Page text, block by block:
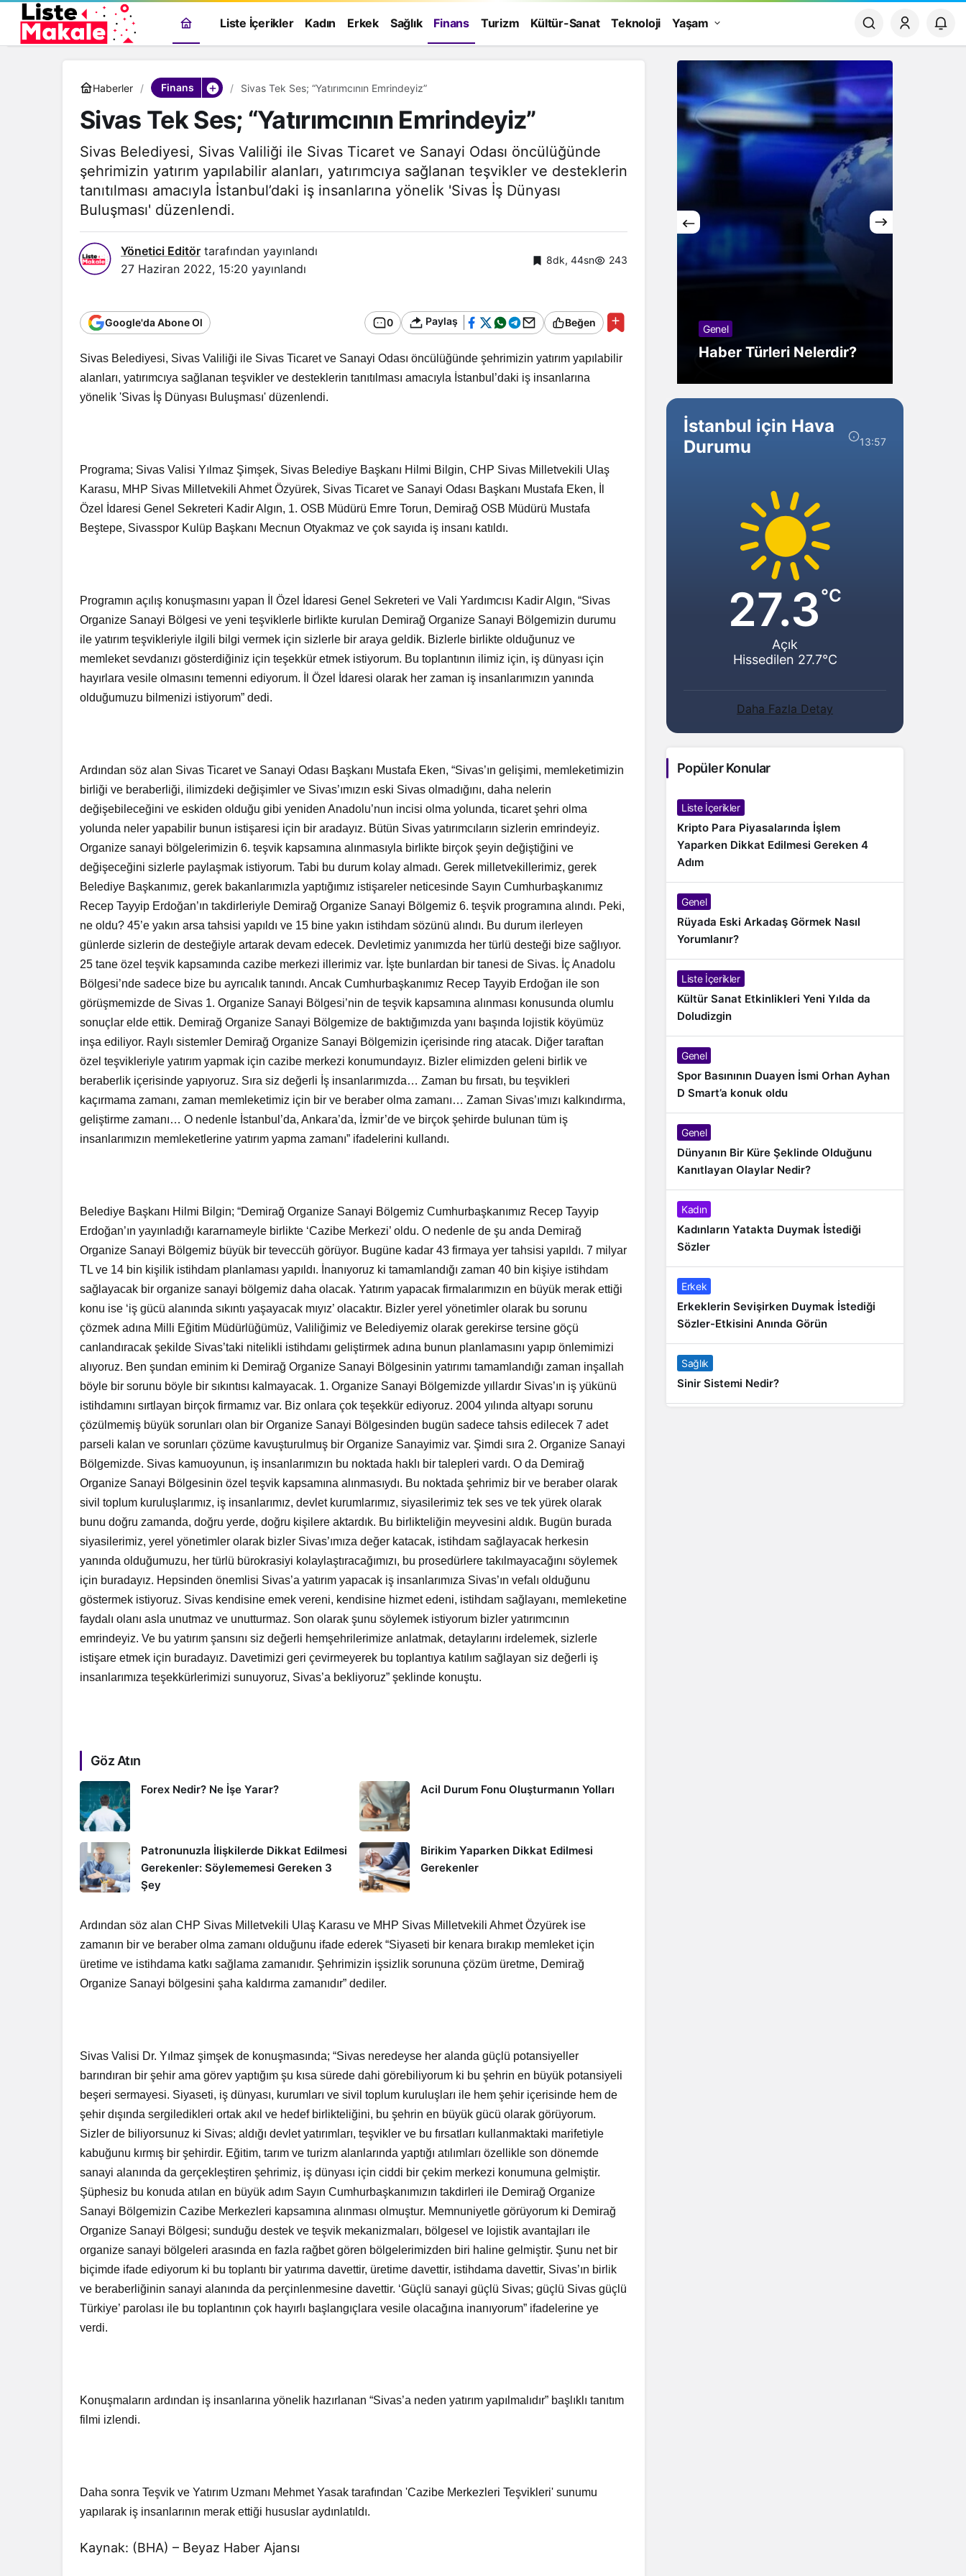
Liste İçerikler Kadın Erkek Sağlık Finans Turizm Kültür-Sanat Teknoloji Yaşam
Haberler Finans Sivas Tek Ses; “Yatırımcının Emrindeyiz”
Sivas Tek Ses; “Yatırımcının Emrindeyiz”
Sivas Belediyesi, Sivas Valiliği ile Sivas Ticaret ve Sanayi Odası öncülüğünde
şehrimizin yatırım yapılabilir alanları, yatırımcıya sağlanan teşvikler ve desteklerin
tanıtılması amacıyla İstanbul’daki iş insanlarına yönelik 'Sivas İş Dünyası
Buluşması' düzenlendi.
Yönetici Editör tarafından yayınlandı
27 Haziran 2022, 15:20 yayınlandı
8dk, 44sn 243
Google'da Abone Ol 0 Paylaş Beğen
Sivas Belediyesi, Sivas Valiliği ile Sivas Ticaret ve Sanayi Odası öncülüğünde şehrimizin yatırım yapılabilir
alanları, yatırımcıya sağlanan teşvikler ve desteklerin tanıtılması amacıyla İstanbul’daki iş insanlarına
yönelik 'Sivas İş Dünyası Buluşması' düzenlendi.
Programa; Sivas Valisi Yılmaz Şimşek, Sivas Belediye Başkanı Hilmi Bilgin, CHP Sivas Milletvekili Ulaş
Karasu, MHP Sivas Milletvekili Ahmet Özyürek, Sivas Ticaret ve Sanayi Odası Başkanı Mustafa Eken, İl
Özel İdaresi Genel Sekreteri Kadir Algın, 1. OSB Müdürü Emre Torun, Demirağ OSB Müdürü Mustafa
Beştepe, Sivasspor Kulüp Başkanı Mecnun Otyakmaz ve çok sayıda iş insanı katıldı.
Programın açılış konuşmasını yapan İl Özel İdaresi Genel Sekreteri ve Vali Yardımcısı Kadir Algın, “Sivas
Organize Sanayi Bölgesi ve yeni teşviklerle birlikte kurulan Demirağ Organize Sanayi Bölgemizin durumu
ile yatırım teşvikleriyle ilgili bilgi vermek için sizlerle bir araya geldik. Bizlerle birlikte olduğunuz ve
memleket sevdanızı gösterdiğiniz için teşekkür etmek istiyorum. Bu toplantının ilimiz için, iş dünyası için
hayırlara vesile olmasını temenni ediyorum. İl Özel İdaresi olarak her zaman iş insanlarımızın yanında
olduğumuzu bilmenizi istiyorum” dedi.
Ardından söz alan Sivas Ticaret ve Sanayi Odası Başkanı Mustafa Eken, “Sivas’ın gelişimi, memleketimizin
birliği ve beraberliği, ilimizdeki değişimler ve Sivas’ımızın eski Sivas olmadığını, daha nelerin
değişebileceğini ve eskiden olduğu gibi yeniden Anadolu’nun incisi olma yolunda, ticaret şehri olma
yolunda neler yapabilir bunun istişaresi için bir aradayız. Bütün Sivas yatırımcıların sizlerin emrindeyiz.
Organize sanayi bölgelerimizin 6. teşvik kapsamına alınmasıyla birlikte birçok şeyin değiştiğini ve
değişeceğini sizlerle paylaşmak istiyorum. Tabi bu durum kolay almadı. Gerek milletvekillerimiz, gerek
Belediye Başkanımız, gerek bakanlarımızla yaptığımız istişareler neticesinde Sayın Cumhurbaşkanımız
Recep Tayyip Erdoğan’ın takdirleriyle Demirağ Organize Sanayi Bölgemiz 6. teşvik programına alındı. Peki,
ne oldu? 45’e yakın arsa tahsisi yapıldı ve 15 bine yakın istihdam sözünü alındı. Bu durum ilerleyen
günlerde sizlerin de desteğiyle artarak devam edecek. Devletimiz yanımızda her türlü desteği bize sağlıyor.
25 tane özel teşvik kapsamında cazibe merkezi illerimiz var. İşte bunlardan bir tanesi de Sivas. İç Anadolu
Bölgesi’nde sadece bize bu ayrıcalık tanındı. Ancak Cumhurbaşkanımız Recep Tayyib Erdoğan ile son
görüşmemizde de Sivas 1. Organize Sanayi Bölgesi’nin de teşvik kapsamına alınması konusunda olumlu
sonuçlar elde ettik. Demirağ Organize Sanayi Bölgemize de baktığımızda yanı başında lojistik köyümüz
inşa ediliyor. Raylı sistemler Demirağ Organize Sanayi Bölgemizin içerisinde ring atacak. Diğer taraftan
özel teşvikleriyle yatırım yapmak için cazibe merkezi konumundayız. Bizler elimizden geleni birlik ve
beraberlik içerisinde yapıyoruz. Sıra siz değerli İş insanlarımızda… Zaman bu fırsatı, bu teşvikleri
kaçırmama zamanı, zaman memleketimiz için bir ve beraber olma zamanı… Zaman Sivas’ımızı kalkındırma,
geliştirme zamanı… O nedenle İstanbul’da, Ankara’da, İzmir’de ve birçok şehirde bulunan tüm iş
insanlarımızın memleketlerine yatırım yapma zamanı” ifadelerini kullandı.
Belediye Başkanı Hilmi Bilgin; “Demirağ Organize Sanayi Bölgemiz Cumhurbaşkanımız Recep Tayyip
Erdoğan’ın yayınladığı kararnameyle birlikte ‘Cazibe Merkezi’ oldu. O nedenle de şu anda Demirağ
Organize Sanayi Bölgemiz büyük bir teveccüh görüyor. Bugüne kadar 43 firmaya yer tahsisi yapıldı. 7 milyar
TL ve 14 bin kişilik istihdam planlaması yapıldı. İnanıyoruz ki tamamlandığı zaman 40 bin kişiye istihdam
sağlayacak bir organize sanayi bölgemiz daha olacak. Yatırım yapacak firmalarımızın en büyük merak ettiği
konu ise ‘iş gücü alanında sıkıntı yaşayacak mıyız’ olacaktır. Bizler yerel yönetimler olarak bu sorunu
çözmek adına Milli Eğitim Müdürlüğümüz, Valiliğimiz ve Belediyemiz olarak gerekirse tersine göçü
canlandıracak şekilde Sivas’taki nitelikli istihdamı geliştirmek adına bunun planlamasını yapıp önlemimizi
alıyoruz. Ben şundan eminim ki Demirağ Organize Sanayi Bölgesinin yatırımı tamamlandığı zaman inşallah
böyle bir sorunu böyle bir sıkıntısı kalmayacak. 1. Organize Sanayi Bölgemizde yıllardır Sivas’ın iş yükünü
istihdamını sırtlayan birçok firmamız var. Biz onlara çok teşekkür ediyoruz. 2004 yılında altyapı sorunu
çözülmemiş büyük sorunları olan bir Organize Sanayi Bölgesinden bugün sadece tahsis edilecek 7 adet
parseli kalan ve sorunları çözüme kavuşturulmuş bir Organize Sanayimiz var. Şimdi sıra 2. Organize Sanayi
Bölgemizde. Sivas kamuoyunun, iş insanlarımızın bu noktada haklı bir talepleri vardı. O da Demirağ
Organize Sanayi Bölgesinin özel teşvik kapsamına alınmasıydı. Bu noktada şehrimiz bir ve beraber olarak
sivil toplum kuruluşlarımız, iş insanlarımız, devlet kurumlarımız, siyasilerimiz tek ses ve tek yürek olarak
bunu doğru zamanda, doğru yerde, doğru kişilere aktardık. Bu birlikteliğin meyvesini aldık. Bugün burada
siyasilerimiz, yerel yönetimler olarak bizler Sivas’ımıza değer katacak, istihdam sağlayacak herkesin
yanında olduğumuzu, her türlü bürokrasiyi kolaylaştıracağımızı, bu prosedürlere takılmayacağını söylemek
için buradayız. Hepsinden önemlisi Sivas’a yatırım yapacak iş insanlarımıza Sivas’ın vefalı olduğunu
göstermek istiyoruz. Sivas kendisine emek vereni, kendisine hizmet edeni, istihdam sağlayanı, memleketine
faydalı olanı asla unutmaz ve unutturmaz. Son olarak şunu söylemek istiyorum bizler yatırımcının
emrindeyiz. Ve bu yatırım şansını siz değerli hemşehrilerimize anlatmak, detaylarını irdelemek, sizlerle
istişare etmek için buradayız. Davetimizi geri çevirmeyerek bu toplantıya katılım sağlayan siz değerli iş
insanlarımıza teşekkürlerimizi sunuyoruz, Sivas’a bekliyoruz” şeklinde konuştu.
Göz Atın
Forex Nedir? Ne İşe Yarar? Acil Durum Fonu Oluşturmanın Yolları
Patronunuzla İlişkilerde Dikkat Edilmesi
Gerekenler: Söylememesi Gereken 3
Şey
Birikim Yaparken Dikkat Edilmesi
Gerekenler
Ardından söz alan CHP Sivas Milletvekili Ulaş Karasu ve MHP Sivas Milletvekili Ahmet Özyürek ise
zamanın bir ve beraber olma zamanı olduğunu ifade ederek “Siyaseti bir kenara bırakıp memleket için
üretime ve istihdama katkı sağlama zamanıdır. Şehrimizin işsizlik sorununa çözüm üretme, Demirağ
Organize Sanayi bölgesini şaha kaldırma zamanıdır” dediler.
Sivas Valisi Dr. Yılmaz şimşek de konuşmasında; “Sivas neredeyse her alanda güçlü potansiyeller
barındıran bir şehir ama görev yaptığım şu kısa sürede dahi görebiliyorum ki bu şehrin en büyük potansiyeli
beşeri sermayesi. Siyaseti, iş dünyası, kurumları ve sivil toplum kuruluşları ile hem şehir içerisinde hem de
şehir dışında sergiledikleri ortak akıl ve hedef birlikteliğini, bu şehrin en büyük gücü olarak görüyorum.
Sizler de biliyorsunuz ki Sivas; aldığı devlet yatırımları, teşvikler ve bu fırsatları kullanmaktaki marifetiyle
kabuğunu kırmış bir şehirdir. Eğitim, tarım ve turizm alanlarında yaptığı atılımları özellikle son dönemde
sanayi alanında da gerçekleştiren şehrimiz, iş dünyası için ciddi bir çekim merkezi konumuna gelmiştir.
Şüphesiz bu konuda atılan en büyük adım Sayın Cumhurbaşkanımızın takdirleri ile Demirağ Organize
Sanayi Bölgemizin Cazibe Merkezleri kapsamına alınması olmuştur. Memnuniyetle görüyorum ki Demirağ
Organize Sanayi Bölgesi; sunduğu destek ve teşvik mekanizmaları, bölgesel ve lojistik avantajları ile
organize sanayi bölgeleri arasında en fazla rağbet gören bölgelerimizden biri haline gelmiştir. Şunu net bir
biçimde ifade ediyorum ki bu toplantı bir yatırıma davettir, üretime davettir, istihdama davettir, Sivas’ın birlik
ve beraberliğinin sanayi alanında da perçinlenmesine davettir. ‘Güçlü sanayi güçlü Sivas; güçlü Sivas güçlü
Türkiye’ parolası ile bu toplantının çok hayırlı başlangıçlara vesile olacağına inanıyorum” ifadelerine ye
verdi.
Konuşmaların ardından iş insanlarına yönelik hazırlanan “Sivas’a neden yatırım yapılmalıdır” başlıklı tanıtım
filmi izlendi.
Daha sonra Teşvik ve Yatırım Uzmanı Mehmet Yasak tarafından 'Cazibe Merkezleri Teşvikleri' sunumu
yapılarak iş insanlarının merak ettiği hususlar aydınlatıldı.
Kaynak: (BHA) – Beyaz Haber Ajansı
Genel
Bir Erkek Bir Kadına Ne
Zaman Bağlanır?
Genel
Haber Türleri Nelerdir?
İstanbul için Hava
Durumu
13:57
27.3°C
Açık
Hissedilen 27.7°C
Daha Fazla Detay
Popüler Konular
Liste İçerikler
Kripto Para Piyasalarında İşlem
Yaparken Dikkat Edilmesi Gereken 4
Adım
Genel
Rüyada Eski Arkadaş Görmek Nasıl
Yorumlanır?
Liste İçerikler
Kültür Sanat Etkinlikleri Yeni Yılda da
Doludizgin
Genel
Spor Basınının Duayen İsmi Orhan Ayhan
D Smart’a konuk oldu
Genel
Dünyanın Bir Küre Şeklinde Olduğunu
Kanıtlayan Olaylar Nedir?
Kadın
Kadınların Yatakta Duymak İstediği
Sözler
Erkek
Erkeklerin Sevişirken Duymak İstediği
Sözler-Etkisini Anında Görün
Sağlık
Sinir Sistemi Nedir?